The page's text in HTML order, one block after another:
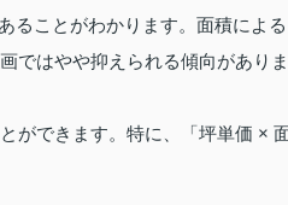
ることがわかります。面積による
ではやや抑えられる傾向がありま
ができます。特に、「坪単価 ×